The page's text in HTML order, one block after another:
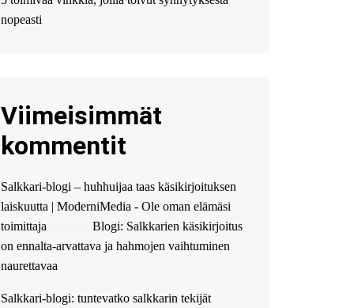
высокоприбыльные
guest_5115 :hello
You’ve successfully installed
nopeasti
Viimeisimmät
kommentit
Salkkari-blogi – huhhuijaa taas käsikirjoituksen
laiskuutta | ModerniMedia - Ole oman elämäsi
toimittaja
Blogi: Salkkarien käsikirjoitus
on ennalta-arvattava ja hahmojen vaihtuminen
naurettavaa
Salkkari-blogi: tuntevatko salkkarin tekijät